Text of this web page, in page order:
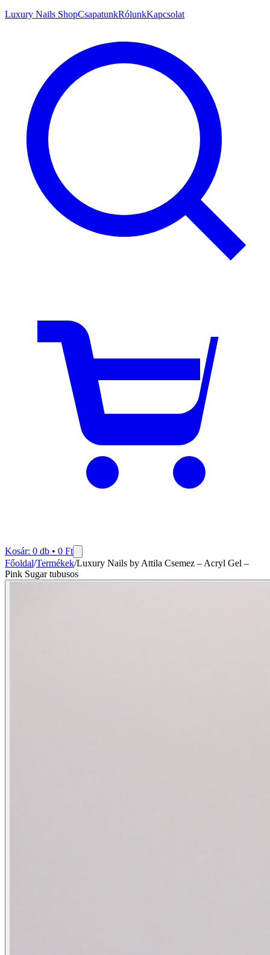
Luxury Nails ShopCsapatunkRólunkKapcsolat
Kosár: 0 db • 0 Ft
Főoldal/Termékek/Luxury Nails by Attila Csemez – Acryl Gel –
Pink Sugar tubusos